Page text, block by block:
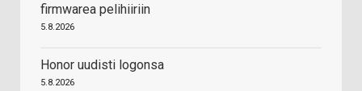
firmwarea pelihiiriin
5.8.2026
Honor uudisti logonsa
5.8.2026